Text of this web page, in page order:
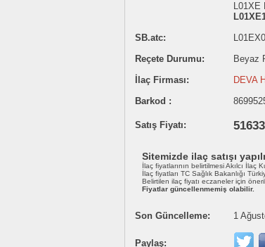
SB.atc:
Reçete Durumu:
Beyaz
İlaç Firması:
DEVA
Barkod :
Satış Fiyatı:
Sitemizde ilaç satışı
İlaç fiyatlarının belirtilmesi Akılcı İlaç
İlaç fiyatları TC Sağlık Bakanlığı
Belirtilen ilaç fiyatı eczaneler için
Fiyatlar güncellenmemiş olabilir.
Son Güncelleme: 1
Paylaş: